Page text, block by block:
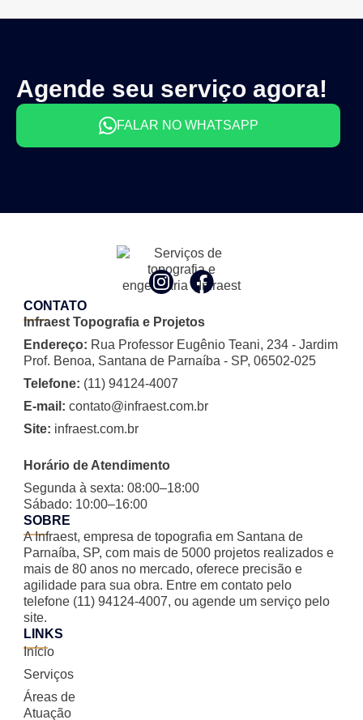
Agende seu serviço agora!
FALAR NO WHATSAPP
SOBRE
A Infraest, empresa de topografia em Santana de
Parnaíba, SP, com mais de 5000 projetos realizados e
mais de 80 anos no mercado, oferece precisão e
agilidade para sua obra. Entre em contato pelo
telefone (11) 94124-4007, ou agende um serviço pelo
site.
LINKS
Início
Serviços
Áreas de
Atuação
CONTATO
Infraest Topografia e Projetos
Endereço: Rua Professor Eugênio Teani, 234 - Jardim
Prof. Benoa, Santana de Parnaíba - SP, 06502-025
Telefone: (11) 94124-4007
E-mail: contato@infraest.com.br
Site: infraest.com.br
Horário de Atendimento
Segunda à sexta: 08:00–18:00
Sábado: 10:00–16:00